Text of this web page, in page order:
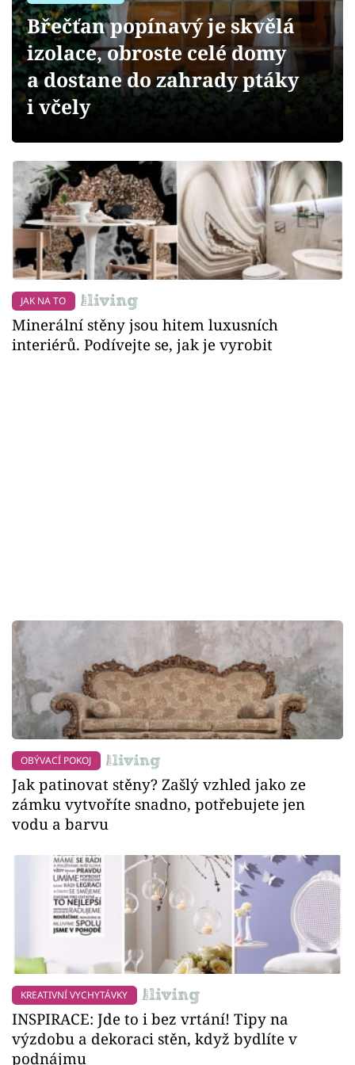
Přihlášení
Sledujte nás
Břečťan popínavý je skvělá
izolace, obroste celé domy
a dostane do zahrady ptáky
i včely
JAK NA TO
Minerální stěny jsou hitem luxusních
interiérů. Podívejte se, jak je vyrobit
OBÝVACÍ POKOJ
Jak patinovat stěny? Zašlý vzhled jako ze
zámku vytvoříte snadno, potřebujete jen
vodu a barvu
KREATIVNÍ VYCHYTÁVKY
INSPIRACE: Jde to i bez vrtání! Tipy na
výzdobu a dekoraci stěn, když bydlíte v
podnájmu